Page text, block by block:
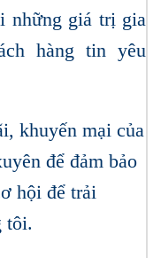
những giá trị gia
hàng tin yêu
khuyến mại của
để đảm bảo
hội để trải
tôi.